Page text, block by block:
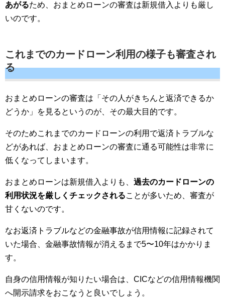
あがるため、おまとめローンの審査は新規借入よりも厳し
いのです。
これまでのカードローン利用の様子も審査され
る
おまとめローンの審査は「その人がきちんと返済できるか
どうか」を見るというのが、その最大目的です。
そのためこれまでのカードローンの利用で返済トラブルな
どがあれば、おまとめローンの審査に通る可能性は非常に
低くなってしまいます。
おまとめローンは新規借入よりも、 過去のカードローンの
利用状況を厳しくチェックされることが多いため、審査が
甘くないのです。
なお返済トラブルなどの金融事故が信用情報に記録されて
いた場合、金融事故情報が消えるまで5〜10年はかかりま
す。
自身の信用情報が知りたい場合は、CICなどの信用情報機関
へ開示請求をおこなうと良いでしょう。